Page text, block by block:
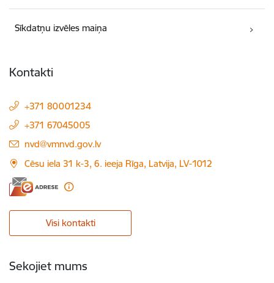
Sīkdatņu izvēles maiņa
Kontakti
+371 80001234
+371 67045005
E-pasts:
nvd@vmnvd.gov.lv
Cēsu iela 31 k-3, 6. ieeja Rīga, Latvija, LV-1012
Visi kontakti
Sekojiet mums